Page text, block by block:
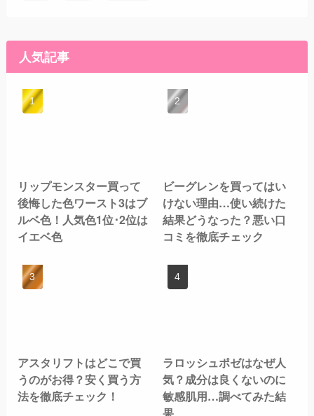
人気記事
リップモンスター買って
後悔した色ワースト3はブ
ルベ色！人気色1位･2位は
イエベ色
ビーグレンを買ってはい
けない理由…使い続けた
結果どうなった？悪い口
コミを徹底チェック
アスタリフトはどこで買
うのがお得？安く買う方
法を徹底チェック！
ラロッシュポゼはなぜ人
気？成分は良くないのに
敏感肌用…調べてみた結
果